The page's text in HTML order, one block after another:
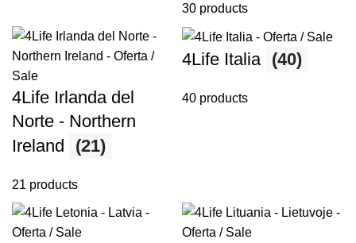
30 products
4Life Irlanda del
Norte - Northern
Ireland
(21)
21 products
4Life Italia (40)
40 products